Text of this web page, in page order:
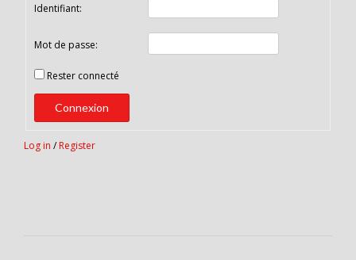
Identifiant:
Mot de passe:
Rester connecté
Connexion
Log in / Register